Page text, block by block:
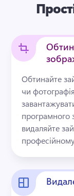
Обтинайте
чи
програмного
видаляйте
професійному